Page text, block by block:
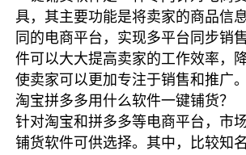
具，其主要功能是将卖家的商品信
同的电商平台，实现多平台同步销
件可以大大提高卖家的工作效率，
使卖家可以更加专注于销售和推广。
淘宝拼多多用什么软件一键铺货？
针对淘宝和拼多多等电商平台，市
铺货软件可供选择。其中，比较知